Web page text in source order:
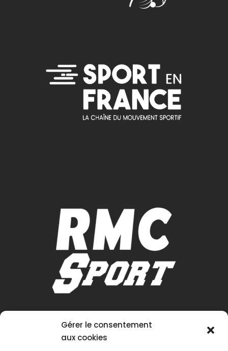
Gérer le consentement
aux cookies